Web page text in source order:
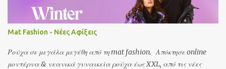
Mat Fashion - Νέες Αφίξεις
Ρούχα σε μεγάλα μεγέθη από τη mat fashion. Απόκτησε online
μοντέρνα & νεανικά γυναικεία ρούχα έως XXL, από τις νέες